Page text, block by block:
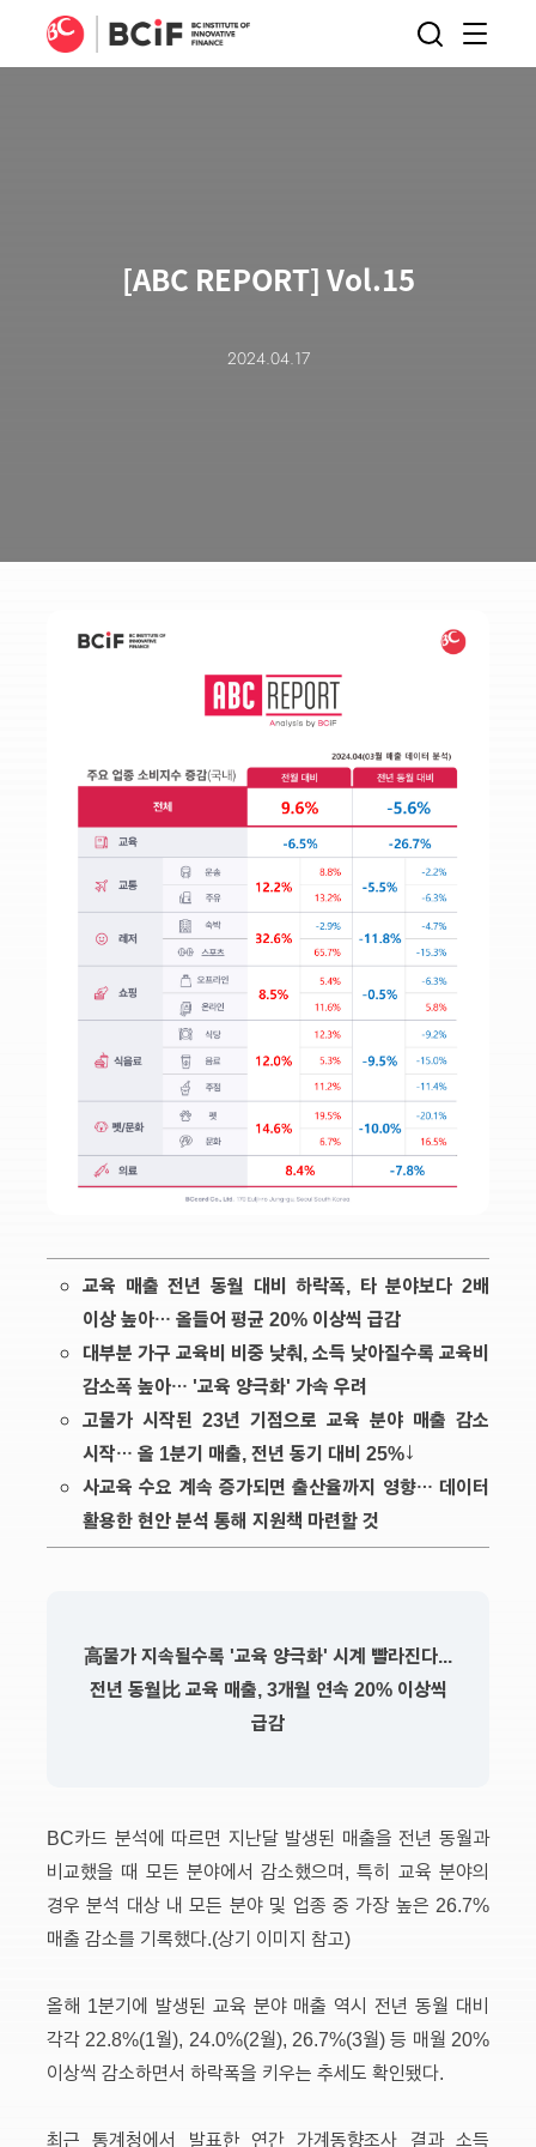
BCIF
메뉴
열기
검색
[ABC REPORT] Vol.15
2024.04.17
교육 매출 전년 동월 대비 하락폭, 타 분야보다 2배
이상 높아… 올들어 평균 20% 이상씩 급감
대부분 가구 교육비 비중 낮춰, 소득 낮아질수록 교육비
감소폭 높아… '교육 양극화' 가속 우려
고물가 시작된 23년 기점으로 교육 분야 매출 감소
시작… 올 1분기 매출, 전년 동기 대비 25%↓
사교육 수요 계속 증가되면 출산율까지 영향… 데이터
활용한 현안 분석 통해 지원책 마련할 것
高물가 지속될수록 '교육 양극화' 시계 빨라진다...
전년 동월比 교육 매출, 3개월 연속 20% 이상씩
급감
BC카드 분석에 따르면 지난달 발생된 매출을 전년 동월과
비교했을 때 모든 분야에서 감소했으며, 특히 교육 분야의
경우 분석 대상 내 모든 분야 및 업종 중 가장 높은 26.7%
매출 감소를 기록했다.(상기 이미지 참고)
올해 1분기에 발생된 교육 분야 매출 역시 전년 동월 대비
각각 22.8%(1월), 24.0%(2월), 26.7%(3월) 등 매월 20%
이상씩 감소하면서 하락폭을 키우는 추세도 확인됐다.
최근 통계청에서 발표한 연간 가계동향조사 결과 소득